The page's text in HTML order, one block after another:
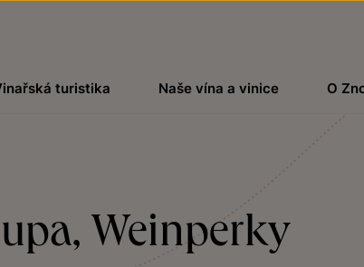
turistika Naše vína a vinice O
Weinperky